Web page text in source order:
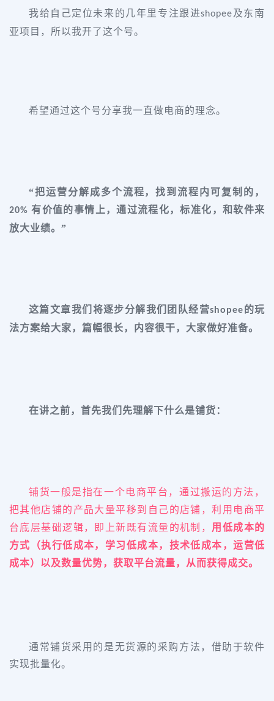
我给自己定位未来的几年里专注跟进shopee 及东南
亚项目，所以我开了这个号。
希望通过这个号分享我一直做电商的理念。
“把运营分解成多个流程，找到流程内可复制的，
20% 有价值的事情上，通过流程化，标准化，和软件来
放大业绩。 ”
这篇文章我们将逐步分解我们团队经营shopee的玩
法方案给大家，篇幅很长，内容很干，大家做好准备。
在讲之前，首先我们先理解下什么是铺货：
铺货一般是指在一个电商平台，通过搬运的方法，
把其他店铺的产品大量平移到自己的店铺，利用电商平
台底层基础逻辑，即上新既有流量的机制， 用低成本的
方式（执行低成本，学习低成本，技术低成本，运营低
成本）以及数量优势，获取平台流量，从而获得成交。
通常铺货采用的是无货源的采购方法，借助于软件
实现批量化。